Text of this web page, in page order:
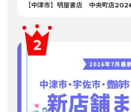
【中津市】明屋書店 中央町店